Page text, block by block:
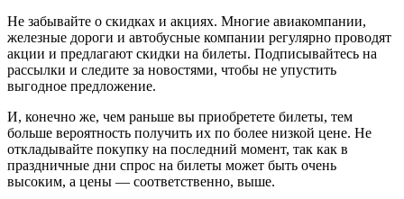
Не забывайте о скидках и акциях. Многие авиакомпании,
железные дороги и автобусные компании регулярно проводят
акции и предлагают скидки на билеты. Подписывайтесь на
рассылки и следите за новостями, чтобы не упустить
выгодное предложение.
И, конечно же, чем раньше вы приобретете билеты, тем
больше вероятность получить их по более низкой цене. Не
откладывайте покупку на последний момент, так как в
праздничные дни спрос на билеты может быть очень
высоким, а цены — соответственно, выше.